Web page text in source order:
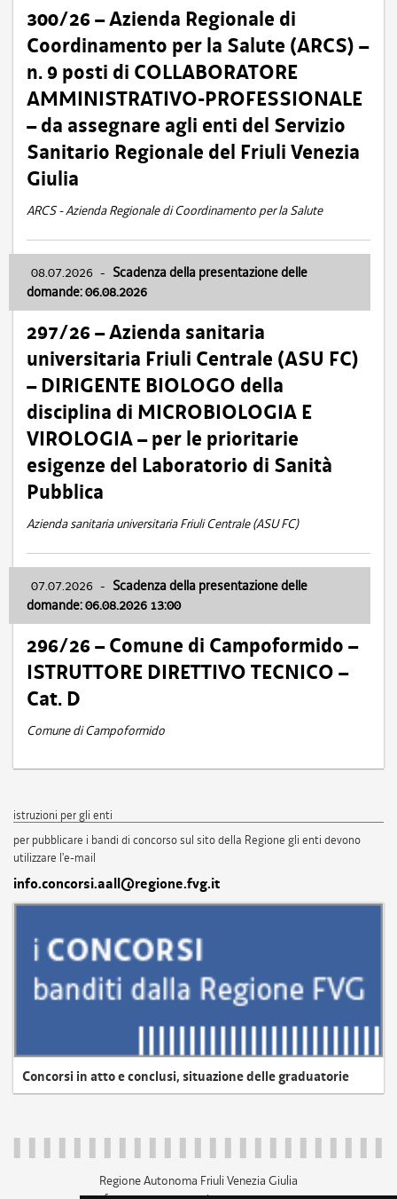
300/26 – Azienda Regionale di
Coordinamento per la Salute (ARCS) –
n. 9 posti di COLLABORATORE
AMMINISTRATIVO-PROFESSIONALE
– da assegnare agli enti del Servizio
Sanitario Regionale del Friuli Venezia
Giulia
ARCS - Azienda Regionale di Coordinamento per la Salute
08.07.2026 - Scadenza della presentazione delle
domande: 06.08.2026
297/26 – Azienda sanitaria
universitaria Friuli Centrale (ASU FC)
– DIRIGENTE BIOLOGO della
disciplina di MICROBIOLOGIA E
VIROLOGIA – per le prioritarie
esigenze del Laboratorio di Sanità
Pubblica
Azienda sanitaria universitaria Friuli Centrale (ASU FC)
07.07.2026 - Scadenza della presentazione delle
domande: 06.08.2026 13:00
296/26 – Comune di Campoformido –
ISTRUTTORE DIRETTIVO TECNICO –
Cat. D
Comune di Campoformido
istruzioni per gli enti
per pubblicare i bandi di concorso sul sito della Regione gli enti devono
utilizzare l'e-mail
info.concorsi.aall@regione.fvg.it
Concorsi in atto e conclusi, situazione delle graduatorie
Regione Autonoma Friuli Venezia Giulia